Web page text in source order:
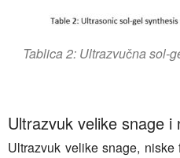
Tablica 2: Ultrazvučna sol-
Ultrazvuk velike snage i
Ultrazvuk velike snage,